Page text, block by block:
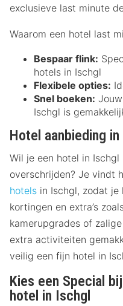
exclusieve last minute
Waarom een hotel last
Bespaar flink:
hotels in Ischgl
Flexibele opties:
Snel boeken:
Ischgl is
Hotel aanbieding in
Wil je een hotel in
overschrijden? Je vindt
hotels in Ischgl, zodat
kortingen en extra’s
kamerupgrades of
extra activiteiten
veilig een fijn hotel in
Kies een Special
hotel in Ischgl